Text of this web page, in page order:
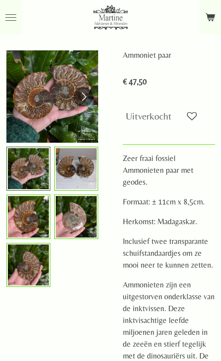
direct
hoofdinhoud
Ammoniet paar
€ 47,50
Uitverkocht
Zeer fraai fossiel
Ammonieten paar met
geodes.
Formaat: ± 11cm x 8,5cm.
Herkomst: Madagaskar.
Inclusief twee transparante
schuifstandaardjes om ze
mooi neer te kunnen zetten.
Ammonieten zijn een
uitgestorven onderklasse van
de inktvissen. Deze
inktvisachtige leefde
miljoenen jaren geleden in
de zeeën en stierf tegelijk
met de dinosauriërs uit. De